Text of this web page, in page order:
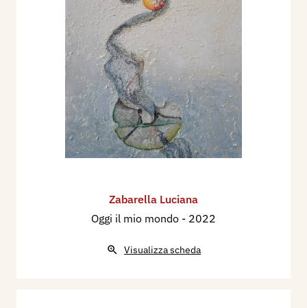
Zabarella Luciana
Oggi il mio mondo - 2022
Visualizza scheda